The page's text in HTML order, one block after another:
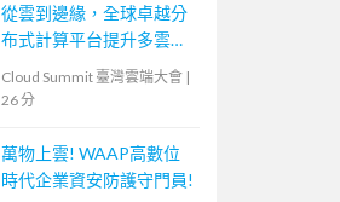
從雲到邊緣，全球卓越分
布式計算平台提升多雲體
Cloud Summit 臺灣雲端大會 |
26 分
萬物上雲! WAAP高數位
時代企業資安防護守門員!